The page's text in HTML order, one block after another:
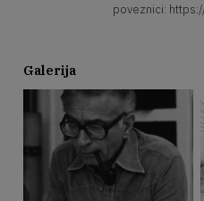
poveznici:
Galerija